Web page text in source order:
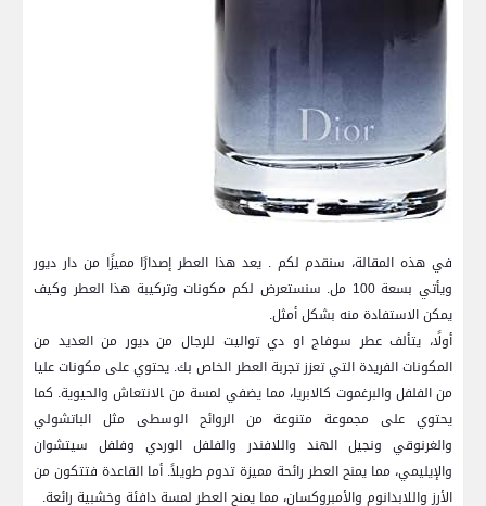
في ⁤هذه⁣ المقالة، سنقدم لكم​ . يعد هذا العطر إصدارًا مميزًا من دار⁣ ديور
ويأتي ⁤بسعة 100 مل. سنستعرض لكم مكونات وتركيبة هذا العطر وكيف
يمكن الاستفادة منه بشكل أمثل.
أولًا، يتألف عطر سوفاج او دي تواليت للرجال من ديور من العديد من
المكونات الفريدة التي ​تعزز تجربة العطر الخاص بك. يحتوي على مكونات عليا
من الفلفل والبرغموت كالابريا، مما يضفي⁣ لمسة ​من ‍الانتعاش والحيوية. كما
يحتوي على مجموعة متنوعة من الروائح الوسطى مثل الباتشولي
‌والغرنوقي ونجيل الهند واللافندر والفلفل الوردي وفلفل سيتشوان
والإيليمي، مما‌ يمنح ⁤العطر رائحة مميزة تدوم طويلاً. أما القاعدة⁣ فتتكون من
الأرز​ واللابدانوم والأمبروكسان، مما يمنح العطر لمسة دافئة وخشبية رائعة.